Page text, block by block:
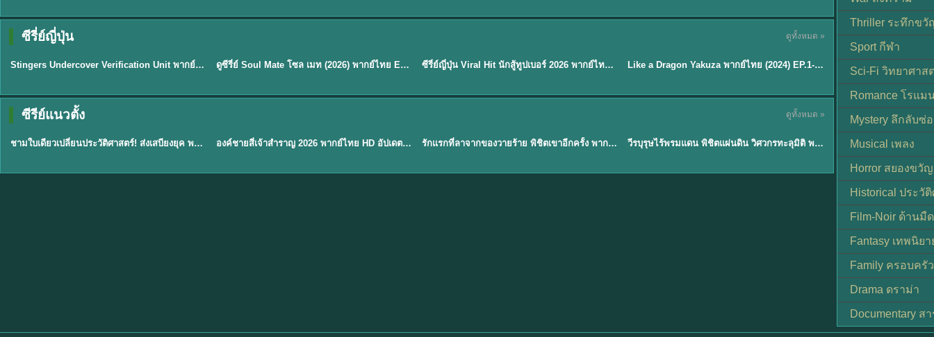
ซีรี่ย์ญี่ปุ่น ดูทั้งหมด »
EP.11
พากย์ไทย
Stingers Undercover Verification Unit พากย์ไทย EP1-11 HD ฟรี ★8 EP.8ดูซีรี่ย์ Soul Mate โซล เมท (2026) พากย์ไทย EP.1-8 (จบ) ★7.9 EP.6ซีรี่ย์ญี่ปุ่น Viral Hit นักสู้ทูปเบอร์ 2026 พากย์ไทย EP.1-6 ★7 EP.6Like a Dragon Yakuza พากย์ไทย (2024) EP.1-6 (จบ)
ซีรีย์แนวตั้ง ดูทั้งหมด »
EP.1
พากย์ไทย
ชามใบเดียวเปลี่ยนประวัติศาสตร์! ส่งเสบียงยุค พากย์ไทย EP.1องค์ชายสี่เจ้าสำราญ 2026 พากย์ไทย HD อัปเดตล่าสุด ดูออนไลน์ EP.1รักแรกที่ลาจากของวายร้าย พิชิตเขาอีกครั้ง พากย์ไทย EP.1วีรบุรุษไร้พรมแดน พิชิตแผ่นดิน วิศวกรทะลุมิติ พลิกแผ่นดิน
Thriller ระทึกขวั
Sport กีฬา
Sci-Fi วิทยาศาส
Romance โรแม
Mystery ลึกลับซ่
Musical เพลง
Horror สยองขวัญ
Historical ประวั
Film-Noir ด้านมื
Fantasy เทพนิยา
Family ครอบครัว
Drama ดราม่า
Documentary ส